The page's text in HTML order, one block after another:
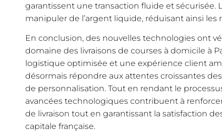
garantissent une transaction fluide et sécurisée.
manipuler de l’argent liquide, réduisant ainsi les
En conclusion, des nouvelles technologies ont
domaine des livraisons de courses à domicile à
logistique optimisée et une expérience client
désormais répondre aux attentes croissantes
de personnalisation. Tout en rendant le
avancées technologiques contribuent à
de livraison tout en garantissant la satisfaction
capitale française.